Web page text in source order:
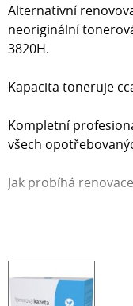
Alternativní
neoriginální
3820H.
Kapacita toneruje
Kompletní
všech
Jak probíhá
se vymění veškeré
stěrky, magnetický a
novým tonerem na
rozdíl od výrobců s